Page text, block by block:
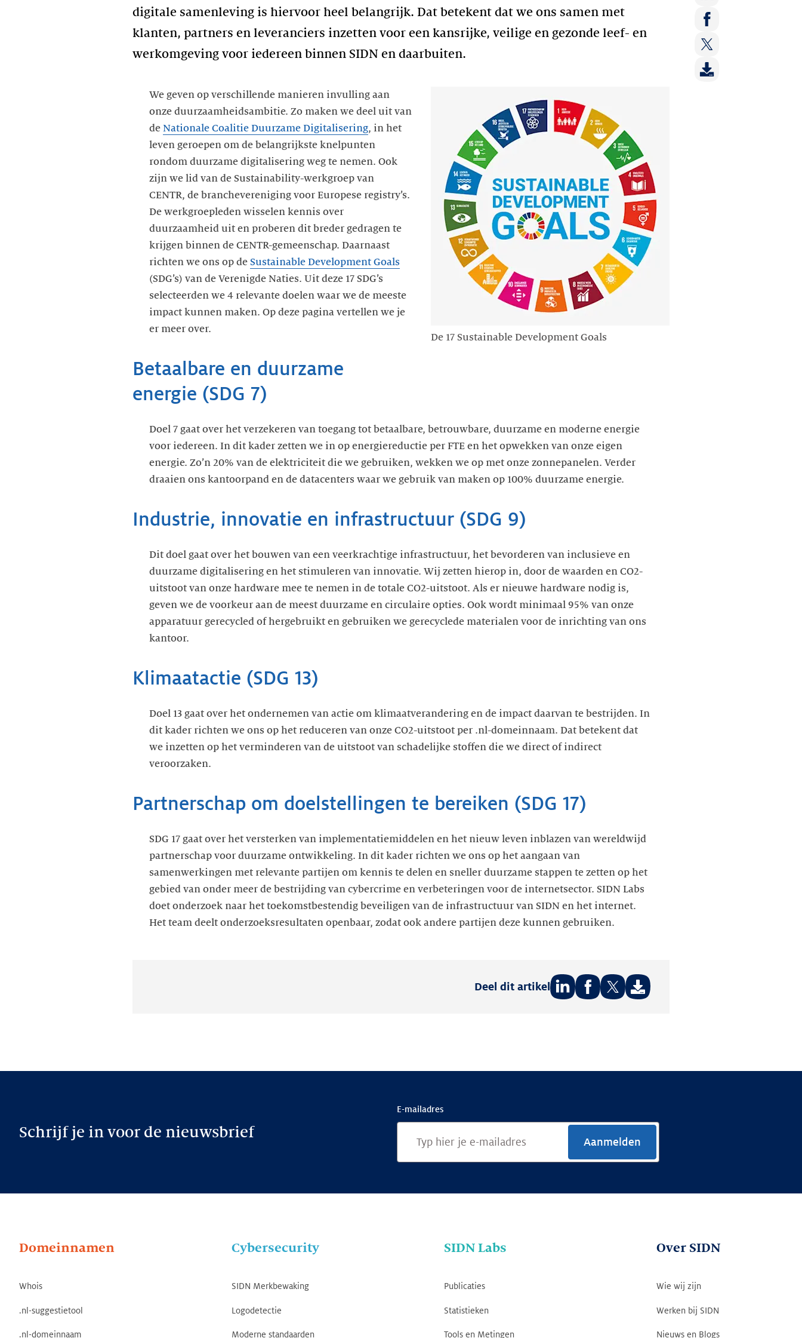
digitale samenleving is hiervoor heel belangrijk. Dat betekent dat we ons samen met
klanten, partners en leveranciers inzetten voor een kansrijke, veilige en gezonde leef- en
werkomgeving voor iedereen binnen SIDN en daarbuiten.
Deel
op:
LinkedIn
Deel
Facebook
Deel
op:
De 17 Sustainable Development Goals
We geven op verschillende manieren invulling aan
onze duurzaamheidsambitie. Zo maken we deel uit van
de Nationale Coalitie Duurzame Digitalisering, in het
leven geroepen om de belangrijkste knelpunten
rondom duurzame digitalisering weg te nemen. Ook
zijn we lid van de Sustainability-werkgroep van
CENTR, de branchevereniging voor Europese registry’s.
De werkgroepleden wisselen kennis over
duurzaamheid uit en proberen dit breder gedragen te
krijgen binnen de CENTR-gemeenschap. Daarnaast
richten we ons op de Sustainable Development Goals
(SDG’s) van de Verenigde Naties. Uit deze 17 SDG’s
selecteerden we 4 relevante doelen waar we de meeste
impact kunnen maken. Op deze pagina vertellen we je
er meer over.
Betaalbare en duurzame
energie (SDG 7)
Doel 7 gaat over het verzekeren van toegang tot betaalbare, betrouwbare, duurzame en moderne energie
voor iedereen. In dit kader zetten we in op energiereductie per FTE en het opwekken van onze eigen
energie. Zo’n 20% van de elektriciteit die we gebruiken, wekken we op met onze zonnepanelen. Verder
draaien ons kantoorpand en de datacenters waar we gebruik van maken op 100% duurzame energie.
Industrie, innovatie en infrastructuur (SDG 9)
Dit doel gaat over het bouwen van een veerkrachtige infrastructuur, het bevorderen van inclusieve en
duurzame digitalisering en het stimuleren van innovatie. Wij zetten hierop in, door de waarden en CO2-
uitstoot van onze hardware mee te nemen in de totale CO2-uitstoot. Als er nieuwe hardware nodig is,
geven we de voorkeur aan de meest duurzame en circulaire opties. Ook wordt minimaal 95% van onze
apparatuur gerecycled of hergebruikt en gebruiken we gerecyclede materialen voor de inrichting van ons
kantoor.
Klimaatactie (SDG 13)
Doel 13 gaat over het ondernemen van actie om klimaatverandering en de impact daarvan te bestrijden. In
dit kader richten we ons op het reduceren van onze CO2-uitstoot per .nl-domeinnaam. Dat betekent dat
we inzetten op het verminderen van de uitstoot van schadelijke stoffen die we direct of indirect
veroorzaken.
Partnerschap om doelstellingen te bereiken (SDG 17)
SDG 17 gaat over het versterken van implementatiemiddelen en het nieuw leven inblazen van wereldwijd
partnerschap voor duurzame ontwikkeling. In dit kader richten we ons op het aangaan van
samenwerkingen met relevante partijen om kennis te delen en sneller duurzame stappen te zetten op het
gebied van onder meer de bestrijding van cybercrime en verbeteringen voor de internetsector. SIDN Labs
doet onderzoek naar het toekomstbestendig beveiligen van de infrastructuur van SIDN en het internet.
Het team deelt onderzoeksresultaten openbaar, zodat ook andere partijen deze kunnen gebruiken.
Deel dit artikel
Schrijf je in voor de nieuwsbrief
E-mailadres
Aanmelden
Domeinnamen
Whois
.nl-suggestietool
.nl-domeinnaam
Cybersecurity
SIDN Merkbewaking
Logodetectie
Moderne standaarden
SIDN Labs
Publicaties
Statistieken
Tools en Metingen
Over SIDN
Wie wij zijn
Werken bij SIDN
Nieuws en Blogs